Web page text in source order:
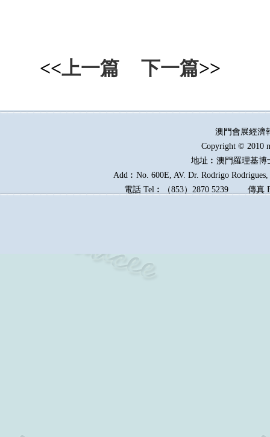
<<上一篇 下一篇>>
澳門會展經
Copyright © 2010
地址︰澳門羅理基博
Add︰No. 600E, AV. Dr. Rodrigo
電話 Tel︰（853）2870 5239傳真